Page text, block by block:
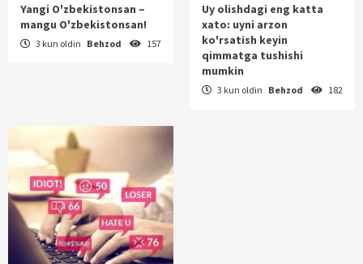
Yangi O'zbekistonsan –
mangu O'zbekistonsan!
3 kun oldin Behzod 157
Uy olishdagi eng katta
xato: uyni arzon
ko'rsatish keyin
qimmatga tushishi
mumkin
3 kun oldin Behzod 182